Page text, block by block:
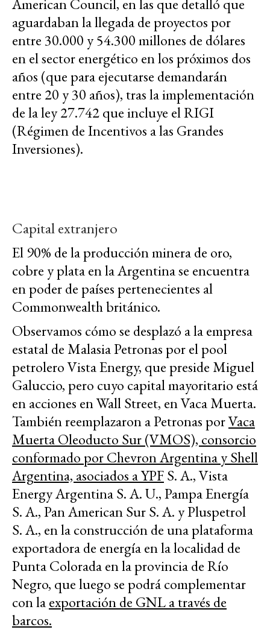
American Council, en las que detalló que
aguardaban la llegada de proyectos por
entre 30.000 y 54.300 millones de dólares
en el sector energético en los próximos dos
años (que para ejecutarse demandarán
entre 20 y 30 años), tras la implementación
de la ley 27.742 que incluye el RIGI
(Régimen de Incentivos a las Grandes
Inversiones).
Capital extranjero
El 90% de la producción minera de oro,
cobre y plata en la Argentina se encuentra
en poder de países pertenecientes al
Commonwealth británico.
Observamos cómo se desplazó a la empresa
estatal de Malasia Petronas por el pool
petrolero Vista Energy, que preside Miguel
Galuccio, pero cuyo capital mayoritario está
en acciones en Wall Street, en Vaca Muerta.
También reemplazaron a Petronas porVaca
Muerta Oleoducto Sur (VMOS), consorcio
conformado por Chevron Argentina y Shell
Argentina, asociados a YPFS. A., Vista
Energy Argentina S. A. U., Pampa Energía
S. A., Pan American Sur S. A. y Pluspetrol
S. A., en la construcción de una plataforma
exportadora de energía en la localidad de
Punta Colorada en la provincia de Río
Negro, que luego se podrá complementar
con laexportación de GNL a través de
barcos.